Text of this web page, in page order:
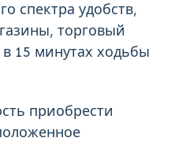
спектра удобств,
торговый
15 минутах ходьбы
приобрести